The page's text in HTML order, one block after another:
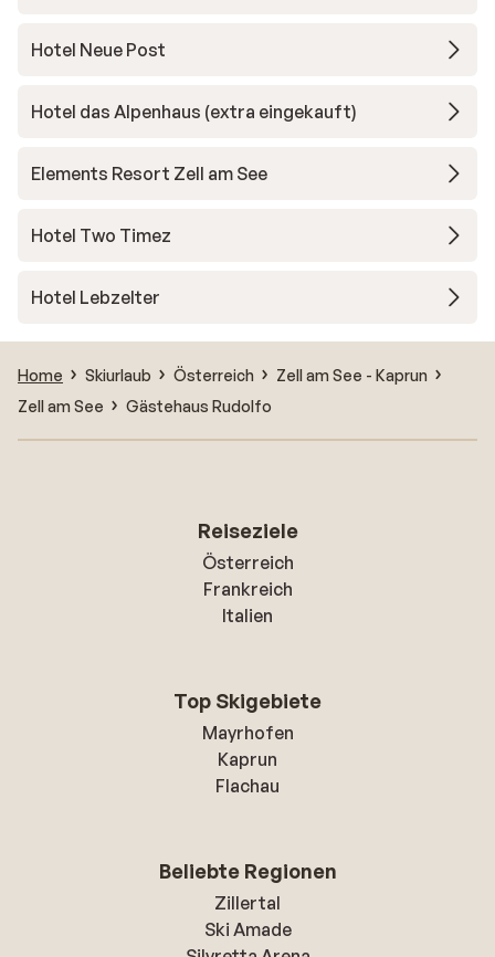
Hotel Neue Post
Hotel das Alpenhaus (extra eingekauft)
Elements Resort Zell am See
Hotel Two Timez
Hotel Lebzelter
Home Skiurlaub Österreich
Zell am See - Kaprun
Zell am See
Gästehaus Rudolfo
Reiseziele
Österreich
Frankreich
Italien
Top Skigebiete
Mayrhofen
Kaprun
Flachau
Beliebte Regionen
Zillertal
Ski Amade